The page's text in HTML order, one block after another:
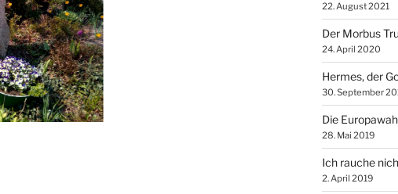
22. August 2021
Der Morbus
24. April 2020
Hermes, der
30. September
Die
28. Mai 2019
Ich rauche
2. April 2019